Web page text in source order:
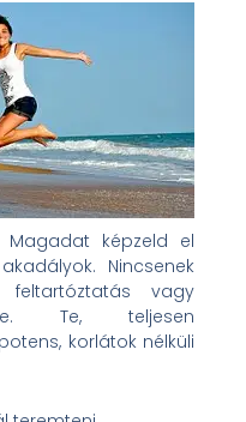
Magadat képzeld el
Nincsenek
feltartóztatás vagy
Te, teljesen
korlátok nélküli